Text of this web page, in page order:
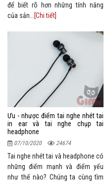
để biết rõ hơn những tính năng
của sản...
[Chi tiết]
Ưu - nhược điểm tai nghe nhét tai
in ear và tai nghe chụp tai
headphone
07/10/2020 24674
Tai nghe nhét tai và headphone có
những điểm mạnh và điểm yếu
như thế nào? Chúng ta cùng tìm